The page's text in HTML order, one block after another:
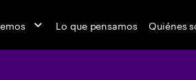
Lo que pensamos Quiénes